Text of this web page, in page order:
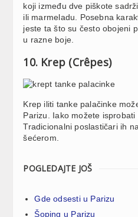
koji između dve piškote
ili marmeladu. Posebna
jeste ta što su često obojeni
u razne boje.
10. Krep (Crêpes)
Krep iliti tanke palačinke
Parizu. Iako možete isprobati
Tradicionalni poslastičari ih
šećerom.
POGLEDAJTE JOŠ
Gde odsesti u Parizu
Šoping u Parizu